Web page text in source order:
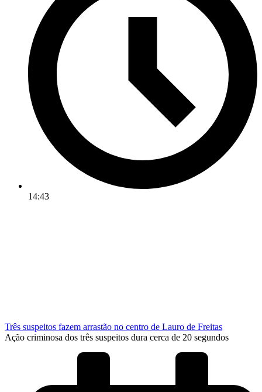
14:43
Três suspeitos fazem arrastão no centro de Lauro de Freitas
Ação criminosa dos três suspeitos dura cerca de 20 segundos